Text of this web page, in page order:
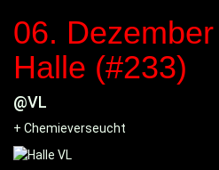
06.
Halle (#233)
@VL
+ Chemieverseucht